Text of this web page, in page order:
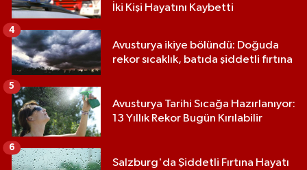
İki Kişi Hayatını Kaybetti
Avusturya ikiye bölündü: Doğuda
rekor sıcaklık, batıda şiddetli fırtına
4
Avusturya Tarihi Sıcağa Hazırlanıyor:
13 Yıllık Rekor Bugün Kırılabilir
5
Salzburg'da Şiddetli Fırtına Hayatı
6